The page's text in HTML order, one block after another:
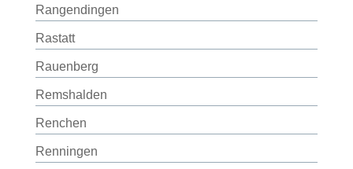
Rangendingen
Rastatt
Rauenberg
Remshalden
Renchen
Renningen